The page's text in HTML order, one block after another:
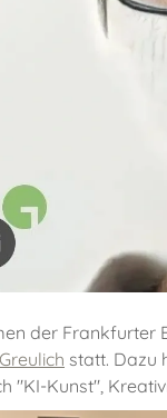
der Frankfurter
statt. Dazu
"KI-Kunst",